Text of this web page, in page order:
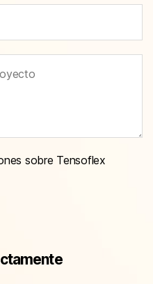
sobre Tensoflex